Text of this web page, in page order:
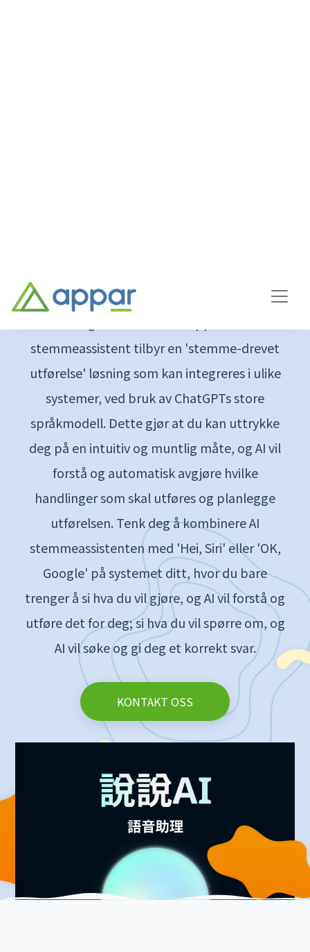
deg et korrekt svar. Appar AI
utførelse' løsning som kan integreres i ulike
systemer, ved bruk av ChatGPTs store
språkmodell. Dette gjør at du kan uttrykke
deg på en intuitiv og muntlig måte, og AI vil
forstå og automatisk avgjøre hvilke
handlinger som skal utføres og planlegge
utførelsen. Tenk deg å kombinere AI
stemmeassistenten med 'Hei, Siri' eller 'OK,
Google' på systemet ditt, hvor du bare
trenger å si hva du vil gjøre, og AI vil forstå og
utføre det for deg; si hva du vil spørre om, og
AI vil søke og gi deg et korrekt svar.
KONTAKT OSS